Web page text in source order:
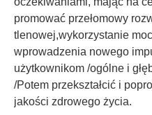
promować przełomowy
tlenowej,wykorzystanie
wprowadzenia nowego
użytkownikom /ogólne i
/Potem przekształcić i
jakości zdrowego życia.